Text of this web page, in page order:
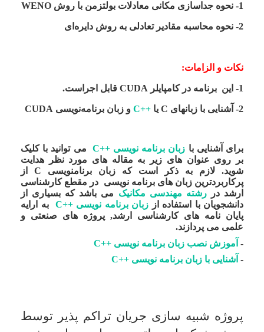
1- نحوه جداسازی مکانی معادلات بولتزمن با روش WENO
2- نحوه محاسبه مقادیر تعادلی به روش دایره‌ای
نکات و الزامات:
1- این برنامه در کامپایلر CUDA قابل اجراست.
2- آشنایی با زبانهای C یا ++C و زبان برنامه‌نویسی CUDA
برای آشنایی با زبان برنامه نویسی ++C
می توانید با کلیک
بر روی عنوان های زیر به مقاله های مورد نظر هدایت
شوید. لازم به ذکر است که زبان برنامنویسی C از
پرکاربردترین زبان های برنامه نویسی در مقطع کارشناسی
ارشد دررشته مهندسی مکانیک می باشد که بسیاری از
دانشجویان با استفاده از
زبان برنامه نویسی ++C
به ارایه
پایان نامه های کارشناسی ارشد, پروژه های صنعتی و
علمی می پردازند.
- آموزش نصب زبان برنامه نویسی ++C
- آشنایی با زبان برنامه نویسی ++C
پروژه شبیه سازی جریان تراکم پذیر توسط